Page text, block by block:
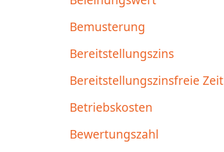
Bemusterung
Bereitstellungszins
Bereitstellungszinsfreie Zeit
Betriebskosten
Bewertungszahl